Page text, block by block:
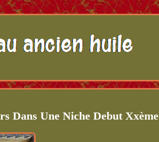
Dans Une Niche Debut Xxème